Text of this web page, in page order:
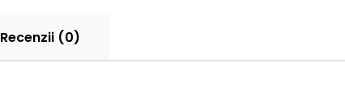
Recenzii (0)